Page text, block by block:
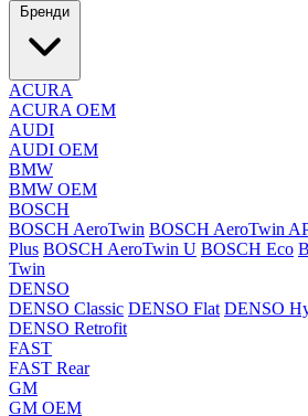
Бренди
ACURA
ACURA OEM
AUDI
AUDI OEM
BMW
BMW OEM
BOSCH
BOSCH AeroTwin BOSCH AeroTwin
Plus BOSCH AeroTwin U BOSCH Eco
Twin
DENSO
DENSO Classic DENSO Flat DENSO
DENSO Retrofit
FAST
FAST Rear
GM
GM OEM